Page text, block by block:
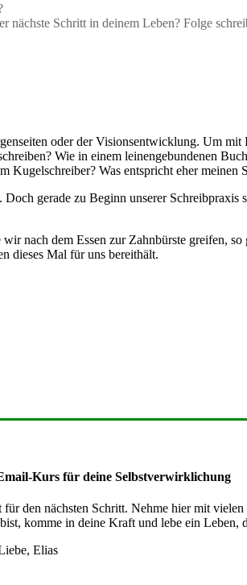
nächste Schritt in deinem Leben? Folge
oder der Visionsentwicklung. Um
Wie in einem leinengebundenen
Was entspricht eher meinen
gerade zu Beginn unserer
nach dem Essen zur Zahnbürste greifen,
dieses Mal für uns bereithält.
Kurs für deine Selbstverwirklichung
den nächsten Schritt. Nehme hier mit
komme in deine Kraft und lebe ein Leben,
Elias